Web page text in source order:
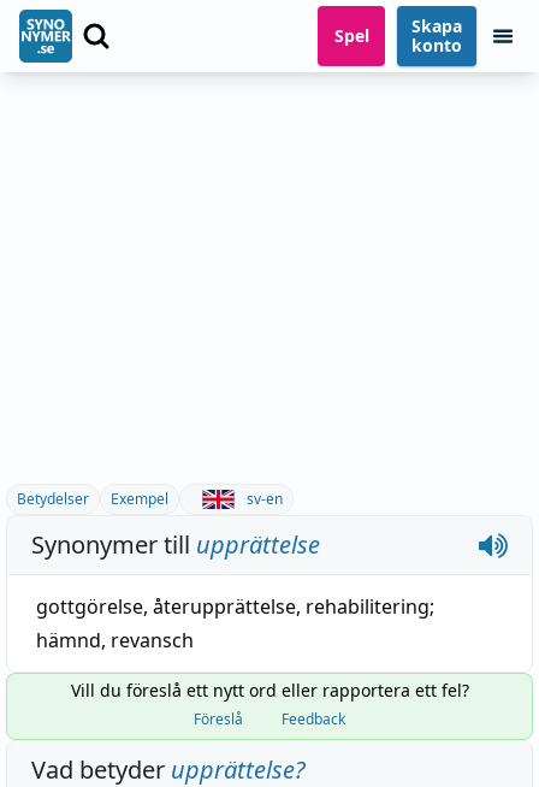
Spel
Skapa
konto
Betydelser Exempel sv-en
Synonymer till upprättelse
gottgörelse, återupprättelse, rehabilitering;
hämnd, revansch
Vill du föreslå ett nytt ord eller rapportera ett fel?
Föreslå Feedback
Vad betyder upprättelse?